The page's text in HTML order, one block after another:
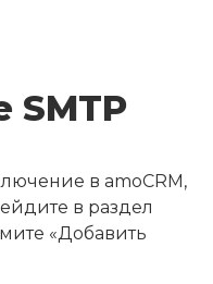
в amoCRM,
в раздел
«Добавить